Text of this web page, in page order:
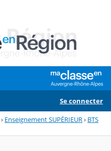
Se connecter
› Enseignement SUPÉRIEUR› BTS